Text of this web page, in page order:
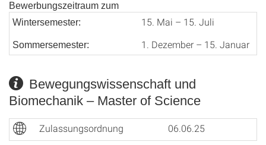
Bewerbungszeitraum zum
Wintersemester:
15. Mai – 15. Juli
Sommersemester: 1. Dezember – 15. Januar
Bewegungswissenschaft und
Biomechanik – Master of Science
Zulassungsordnung 06.06.25